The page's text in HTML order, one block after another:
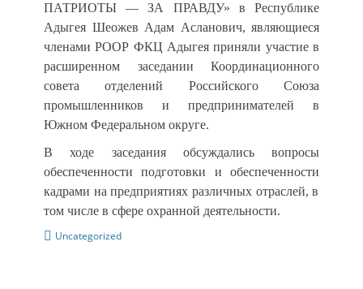
ПАТРИОТЫ — ЗА ПРАВДУ» в Республике
Адыгея Шеожев Адам Асланович, являющиеся
членами РООР ФКЦ Адыгеяприняли участие в
расширенном заседании Координационного
совета отделений Российского Союза
промышленников и предпринимателей в
Южном Федеральном округе.
В ходе заседания обсуждались вопросы
обеспеченностиподготовки и обеспеченности
кадрами на предприятиях различных отраслей,в
том числе в сфере охранной деятельности.
Категории
Uncategorized